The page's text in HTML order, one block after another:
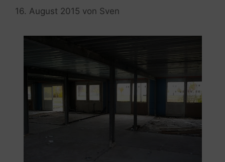
16. August 2015 von Sven